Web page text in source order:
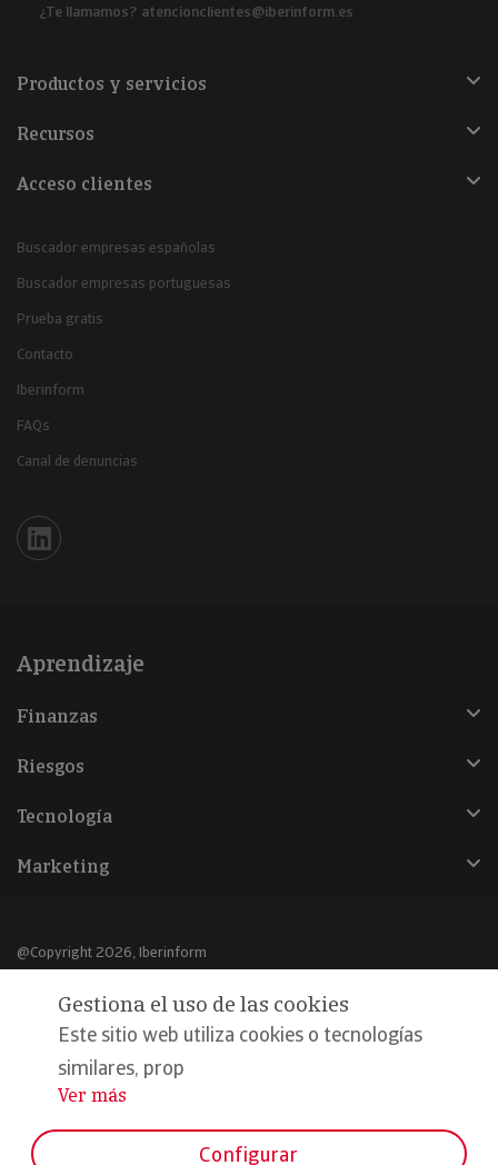
¿Te llamamos? atencionclientes@iberinform.es
Productos y servicios
Recursos
Acceso clientes
Buscador empresas españolas
Buscador empresas portuguesas
Prueba gratis
Contacto
Iberinform
FAQs
Canal de denuncias
Iberinform en Linkedin
Aprendizaje
Finanzas
Riesgos
Tecnología
Marketing
@Copyright 2026, Iberinform
Aviso legal
Política de cookies
Declaración de privacidad
Gestiona el uso de las cookies
Este sitio web utiliza cookies o tecnologías
similares, prop
...
Ver más
Configurar